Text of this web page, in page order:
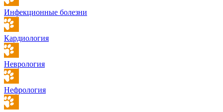
Инфекционные болезни
Кардиология
Неврология
Нефрология